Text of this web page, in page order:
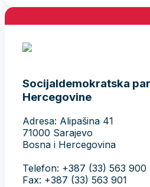
Socijaldemokratska
Hercegovine
Adresa: Alipašina 41
71000 Sarajevo
Bosna i Hercegovina
Telefon: +387 (33) 563 900
Fax: +387 (33) 563 901